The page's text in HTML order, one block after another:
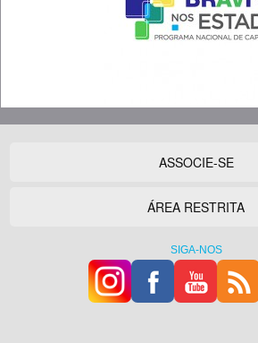
ASSOCIE-SE
ÁREA RESTRITA
SIGA-NOS